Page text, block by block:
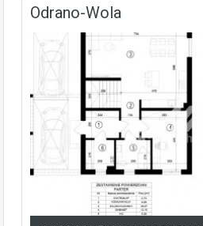
Odrano-Wola